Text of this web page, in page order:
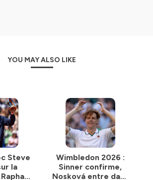
YOU MAY ALSO LIKE
Steve
la
Wimbledon 2026 :
Sinner confirme,
Nosková entre dans